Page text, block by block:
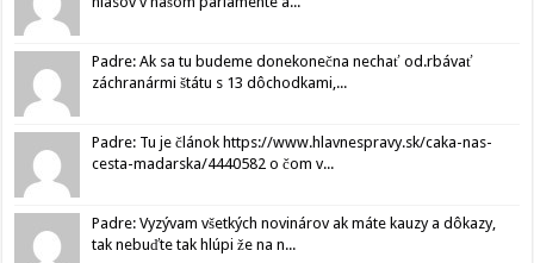
Padre: Ak sa tu budeme donekonečna nechať od.rbávať
záchranármi štátu s 13 dôchodkami,...
Padre: Tu je článok https://www.hlavnespravy.sk/caka-nas-
cesta-madarska/4440582 o čom v...
Padre: Vyzývam všetkých novinárov ak máte kauzy a dôkazy,
tak nebuďte tak hlúpi že na n...